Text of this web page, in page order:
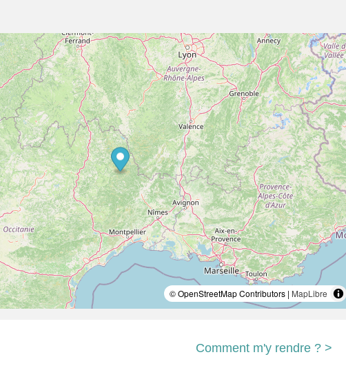
© OpenStreetMap Contributors | MapLibre
Comment m'y rendre ? >